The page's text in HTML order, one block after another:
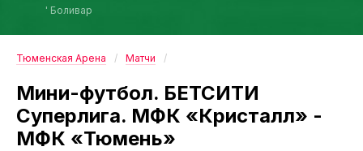
' Боливар
Тюменская Арена Матчи
Мини-футбол. БЕТСИТИ
Суперлига. МФК «Кристалл» -
МФК «Тюмень»